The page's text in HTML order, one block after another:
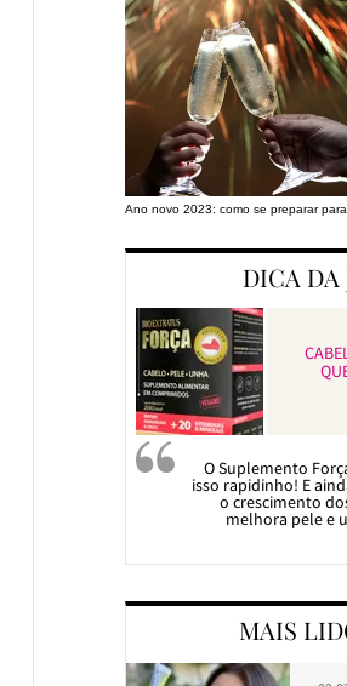
Ano novo 2023: como se preparar
DICA DA
O Suplemento
isso rapidinho! E
o crescimento
melhora pele e
MAIS